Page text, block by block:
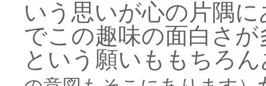
いう思いが心の片隅
でこの趣味の面白さ
という願いももちろ